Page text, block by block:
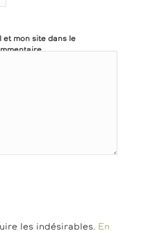
et mon site dans le
les indésirables. En